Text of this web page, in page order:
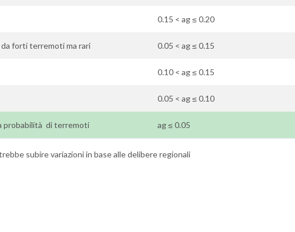
0.15 < ag ≤ 0.20
forti terremoti ma rari 0.05 < ag ≤ 0.15
0.10 < ag ≤ 0.15
0.05 < ag ≤ 0.10
probabilità di terremoti ag ≤ 0.05
subire variazioni in base alle delibere regionali